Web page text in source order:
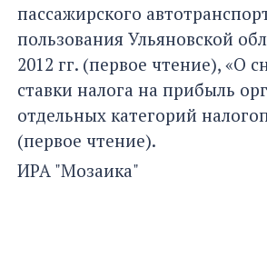
пассажирского
пользования Ульяновской
2012 гг. (первое чтение), «О
ставки налога на прибыль
отдельных категорий
(первое чтение).
ИРА "Мозаика"